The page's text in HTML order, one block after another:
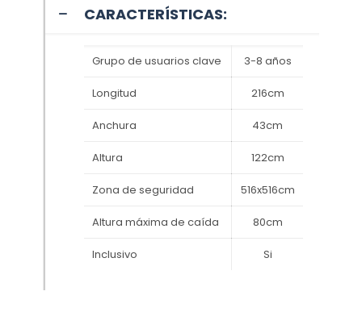
CARACTERÍSTICAS:
Grupo de usuarios clave 3-8 años
Longitud 216cm
Anchura 43cm
Altura 122cm
Zona de seguridad 516x516cm
Altura máxima de caída 80cm
Inclusivo Si